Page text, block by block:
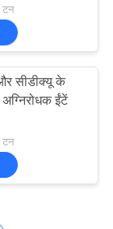
टन
सीडीक्यू के
ईंटें
टन